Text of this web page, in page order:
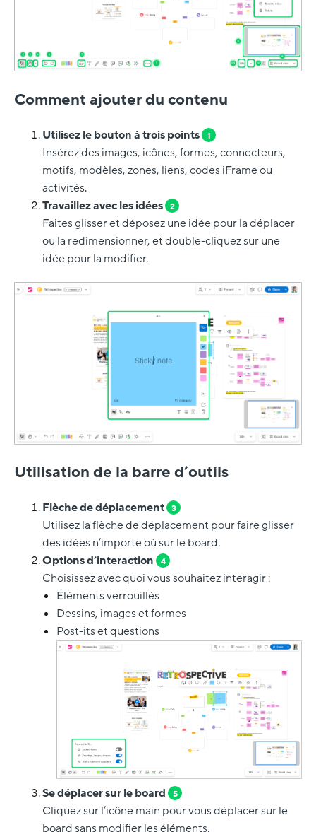
Comment ajouter du contenu
Utilisez le bouton à trois points 1
Insérez des images, icônes, formes, connecteurs,
motifs, modèles, zones, liens, codes iFrame ou
activités.
Travaillez avec les idées
2
Faites glisser et déposez une idée pour la déplacer
ou la redimensionner, et double-cliquez sur une
idée pour la modifier.
Utilisation de la barre d’outils
Flèche de déplacement 3
Utilisez la flèche de déplacement pour faire glisser
des idées n’importe où sur le board.
Options d’interaction
4
Choisissez avec quoi vous souhaitez interagir :
Éléments verrouillés
Dessins, images et formes
Post-its et questions
Se déplacer sur le board 5
Cliquez sur l’icône main pour vous déplacer sur le
board sans modifier les éléments.